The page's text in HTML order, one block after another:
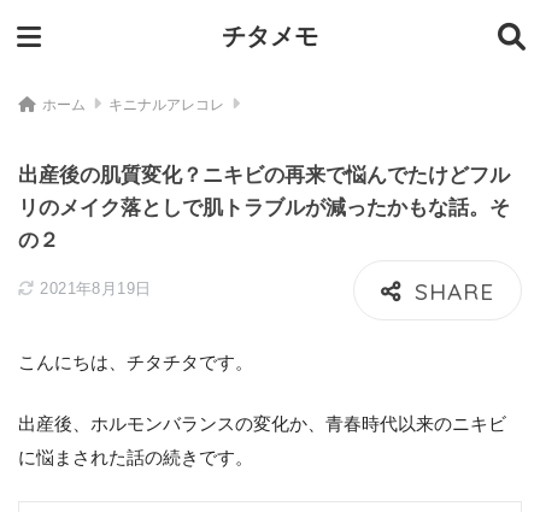
チタメモ
ホーム キニナルアレコレ
出産後の肌質変化？ニキビの再来で悩んでたけどフル
リのメイク落としで肌トラブルが減ったかもな話。そ
の２
2021年8月19日
こんにちは、チタチタです。
出産後、ホルモンバランスの変化か、青春時代以来のニキビ
に悩まされた話の続きです。